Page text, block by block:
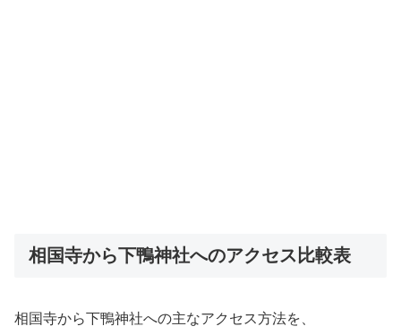
相国寺から下鴨神社へのアクセス比較表
相国寺から下鴨神社への主なアクセス方法を、